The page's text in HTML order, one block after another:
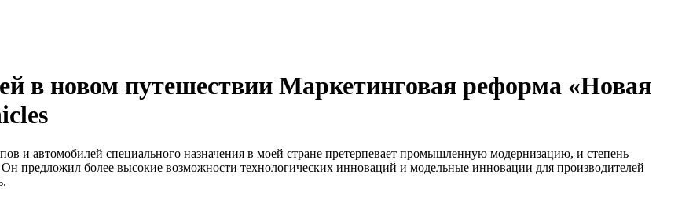
в новом путешествии Маркетинговая реформа «Новая
и автомобилей специального назначения в моей стране претерпевает промышленную модернизацию, и степень
предложил более высокие возможности технологических инноваций и модельные инновации для производителей